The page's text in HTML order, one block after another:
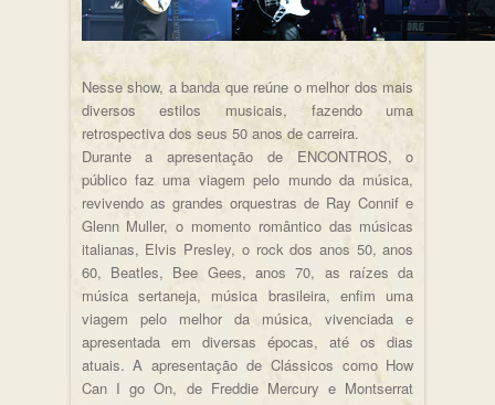
Nesse show, a banda que reúne o melhor dos mais
diversos estilos musicais, fazendo uma
retrospectiva dos seus 50 anos de carreira.
Durante a apresentação de ENCONTROS, o
público faz uma viagem pelo mundo da música,
revivendo as grandes orquestras de Ray Connif e
Glenn Muller, o momento romântico das músicas
italianas, Elvis Presley, o rock dos anos 50, anos
60, Beatles, Bee Gees, anos 70, as raízes da
música sertaneja, música brasileira, enfim uma
viagem pelo melhor da música, vivenciada e
apresentada em diversas épocas, até os dias
atuais. A apresentação de Clássicos como How
Can I go On, de Freddie Mercury e Montserrat